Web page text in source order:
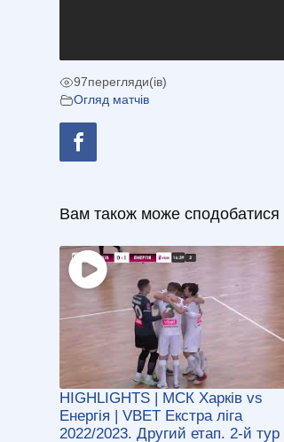
97перегляди(ів)
Огляд матчів
Вам також може сподобатися
HIGHLIGHTS | МСК Харків vs
Енергія | VBET Екстра ліга
2022/2023. Другий етап. 2-й тур